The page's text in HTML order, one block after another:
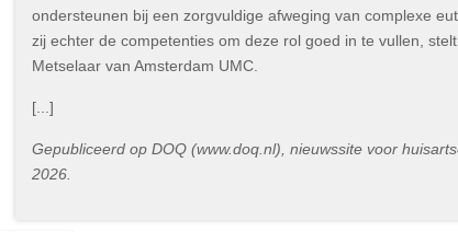
ondersteunen bij een zorgvuldige afweging van complexe
zij echter de competenties om deze rol goed in te vullen,
Metselaar van Amsterdam UMC.
[...]
Gepubliceerd op DOQ (www.doq.nl), nieuwssite voor
2026.